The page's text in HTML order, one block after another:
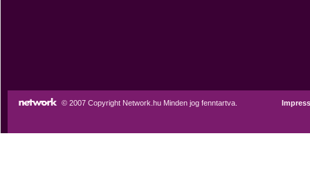
© 2007 Copyright Network.hu Minden jog fenntartva.